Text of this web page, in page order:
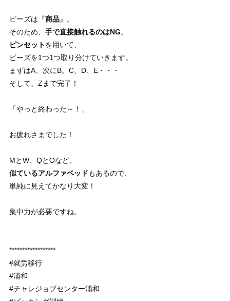
ビーズは『商品』。
そのため、 手で直接触れるのはNG。
ピンセットを用いて、
ビーズを1つ1つ取り分けていきます。
まずはA、次にB。C、D、E・・・
そして、Zまで完了！
「やっと終わった～！」
お疲れさまでした！
MとW、QとOなど、
似ているアルファベッドもあるので、
単純に見えてかなり大変！
集中力が必要ですね。
******************
#就労移行
#浦和
#チャレジョブセンター浦和